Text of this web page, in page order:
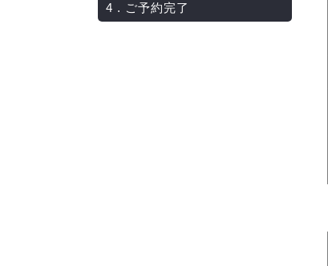
4 . ご予約完了